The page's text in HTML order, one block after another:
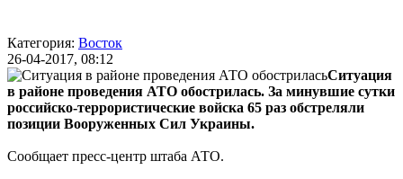
Категория: Восток
26-04-2017, 08:12
Ситуация
в районе проведения АТО обострилась. За минувшие сутки
российско-террористические войска 65 раз обстреляли
позиции Вооруженных Сил Украины.
Сообщает пресс-центр штаба АТО.